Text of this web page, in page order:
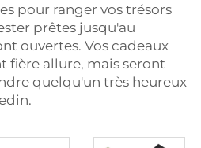
pour ranger vos trésors
prêtes jusqu'au
ouvertes. Vos cadeaux
fière allure, mais seront
quelqu'un très heureux